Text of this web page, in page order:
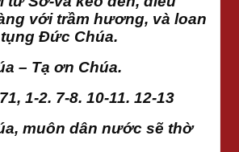
với trầm hương, và loan
Đức Chúa.
– Tạ ơn Chúa.
1-2. 7-8. 10-11. 12-13
muôn dân nước sẽ thờ